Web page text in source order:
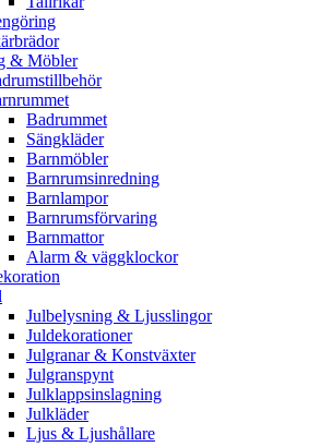
& Möbler
Badrummet
Sängkläder
Barnmöbler
Barnrumsinredning
Barnlampor
Barnrumsförvaring
Barnmattor
Alarm & väggklockor
Julbelysning & Ljusslingor
Juldekorationer
Julgranar & Konstväxter
Julgranspynt
Julklappsinslagning
Julkläder
Ljus & Ljushållare